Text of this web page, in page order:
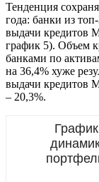
Тенденция
года: банки из
выдачи кредитов
график 5). Объем
банками по
на 36,4% хуже
выдачи кредитов
– 20,3%.